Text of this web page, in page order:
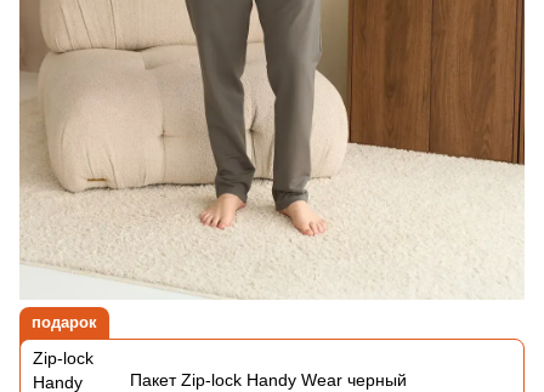
подарок
Пакет Zip-lock Handy Wear черный